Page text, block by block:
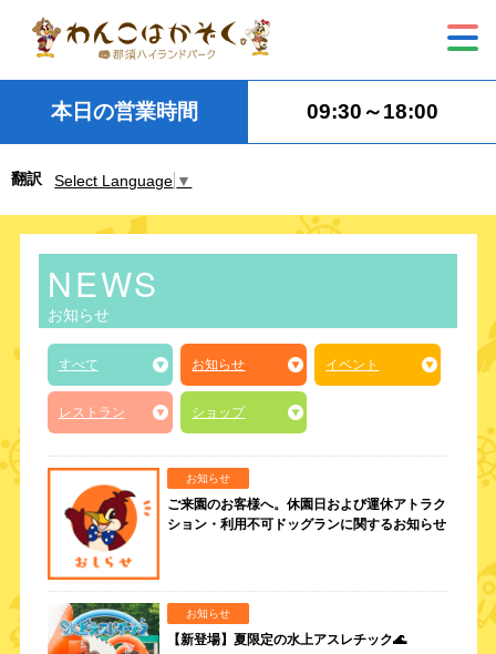
本日の営業時間 09:30～18:00
翻訳 Select Language ▼
NEWS
お知らせ
すべて お知らせ イベント
レストラン ショップ
お知らせ
ご来園のお客様へ。休園日および運休アトラク
ション・利用不可ドッグランに関するお知らせ
お知らせ
【新登場】夏限定の水上アスレチック🌊